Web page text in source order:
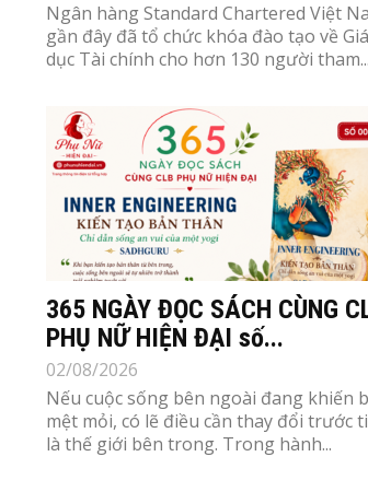
Ngân hàng Standard Chartered Việt
gần đây đã tổ chức khóa đào tạo về
dục Tài chính cho hơn 130 người tham...
365 NGÀY ĐỌC SÁCH CÙNG
PHỤ NỮ HIỆN ĐẠI số...
02/08/2026
Nếu cuộc sống bên ngoài đang khiến
mệt mỏi, có lẽ điều cần thay đổi trước
là thế giới bên trong. Trong hành...